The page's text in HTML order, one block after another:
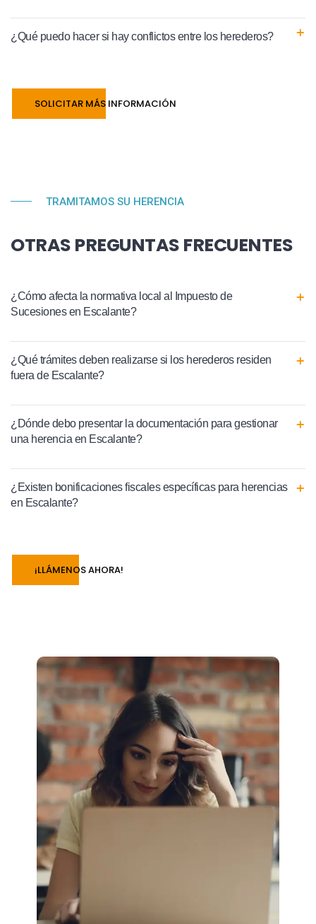
¿Qué puedo hacer si hay conflictos entre los herederos?
SOLICITAR MÁS INFORMACIÓN
TRAMITAMOS SU HERENCIA
OTRAS PREGUNTAS FRECUENTES
¿Cómo afecta la normativa local al Impuesto de
Sucesiones en Escalante?
¿Qué trámites deben realizarse si los herederos residen
fuera de Escalante?
¿Dónde debo presentar la documentación para gestionar
una herencia en Escalante?
¿Existen bonificaciones fiscales específicas para herencias
en Escalante?
¡LLÁMENOS AHORA!